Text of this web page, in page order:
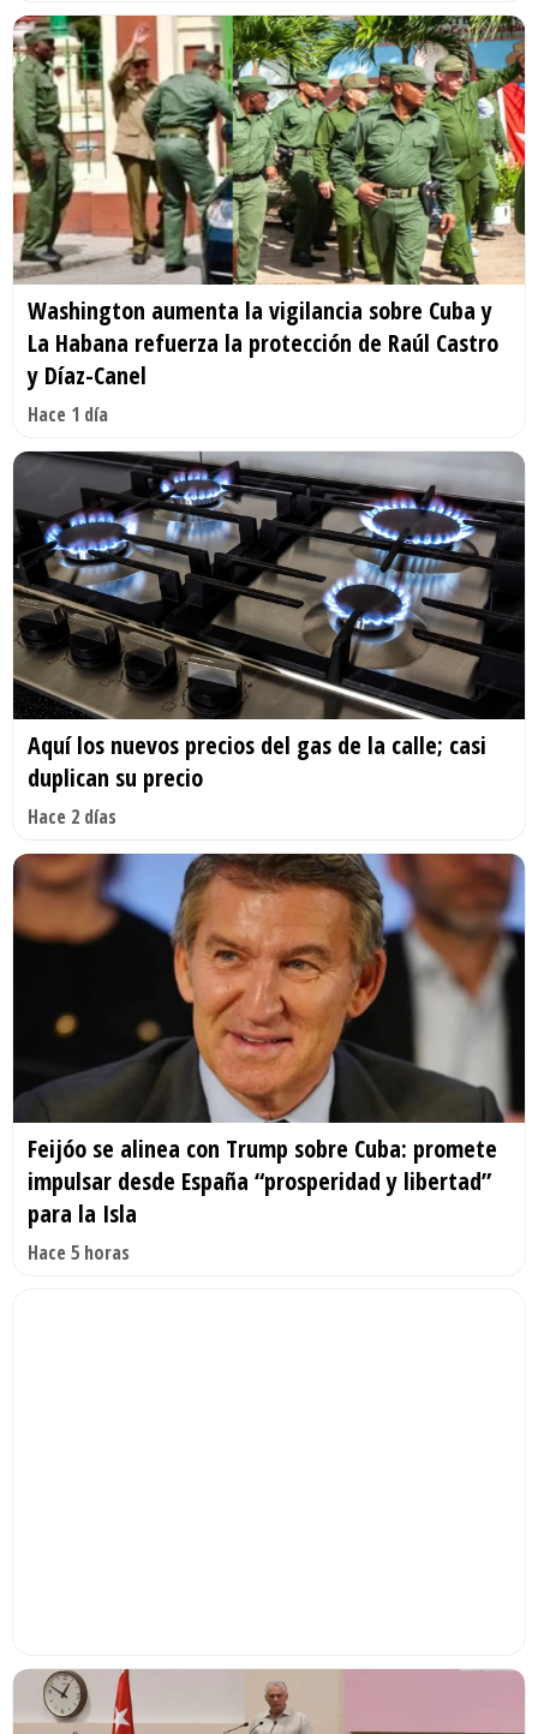
Washington aumenta la vigilancia sobre Cuba y
La Habana refuerza la protección de Raúl Castro
y Díaz-Canel
Hace 1 día
Aquí los nuevos precios del gas de la calle; casi
duplican su precio
Hace 2 días
Feijóo se alinea con Trump sobre Cuba: promete
impulsar desde España “prosperidad y libertad”
para la Isla
Hace 5 horas